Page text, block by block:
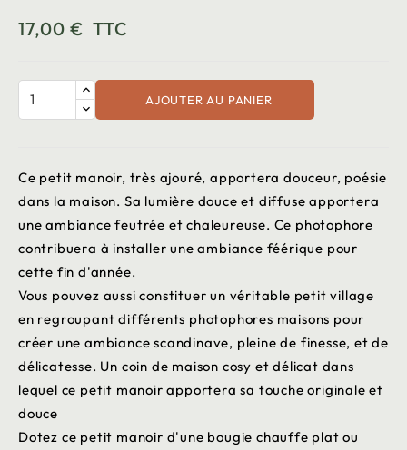
17,00 € TTC
AJOUTER AU PANIER
Ce petit manoir, très ajouré, apportera douceur, poésie
dans la maison. Sa lumière douce et diffuse apportera
une ambiance feutrée et chaleureuse. Ce photophore
contribuera à installer une ambiance féérique pour
cette fin d'année.
Vous pouvez aussi constituer un véritable petit village
en regroupant différents photophores maisons pour
créer une ambiance scandinave, pleine de finesse, et de
délicatesse. Un coin de maison cosy et délicat dans
lequel ce petit manoir apportera sa touche originale et
douce
Dotez ce petit manoir d'une bougie chauffe plat ou